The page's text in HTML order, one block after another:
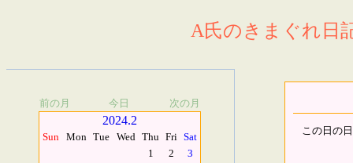
A氏のきまぐれ日
前の月 今日 次の月
2024.2
Sun Mon Tue Wed Thu Fri Sat
1
2
3
この日の